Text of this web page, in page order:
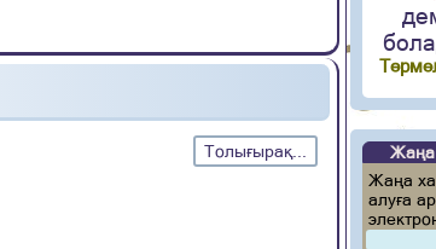
Толығырақ...
Жаңа
Жаңа
алуға